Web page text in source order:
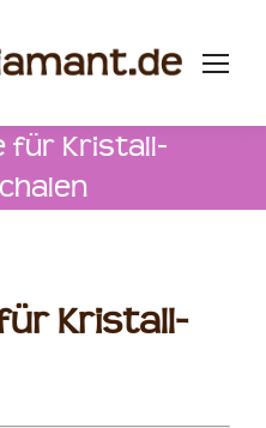
für Kristall-
Kristall-